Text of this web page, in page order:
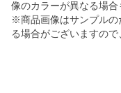
像のカラーが異なる場合
※商品画像はサンプルの
る場合がございますので